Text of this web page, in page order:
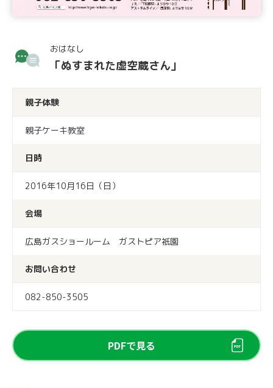
おはなし
「ぬすまれた虚空蔵さん」
親子体験
親子ケーキ教室
日時
2016年10月16日（日）
会場
広島ガスショールーム ガストピア祇園
お問い合わせ
082-850-3505
PDFで見る